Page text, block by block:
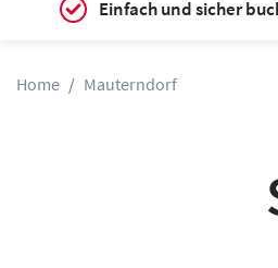
Einfach und sicher
Home Mauterndorf